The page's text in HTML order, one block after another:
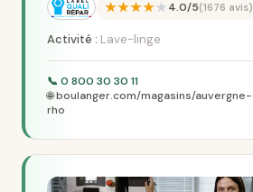
★★★★★4.0/5(1676 avis)
Activité : Lave-linge
📞 0 800 30 30 11
🌐 boulanger.com/magasins/auvergne-
rho